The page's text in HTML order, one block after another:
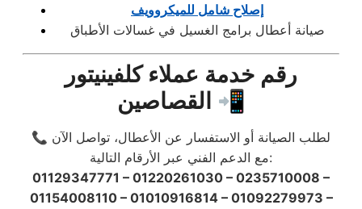
إصلاح شامل للميكروويف
صيانة أعطال برامج الغسيل في غسالات الأطباق
رقم خدمة عملاء كلفينيتور
القصاصين 📲
📞 لطلب الصيانة أو الاستفسار عن الأعطال، تواصل الآن
مع الدعم الفني عبر الأرقام التالية:
01129347771 – 01220261030 – 0235710008 –
01154008110 – 01010916814 – 01092279973 –